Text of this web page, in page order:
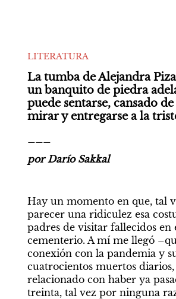
LITERATURA
La tumba de Alejandra
un banquito de piedra
puede sentarse, cansado
mirar y entregarse a la
por Darío Sakkal
Hay un momento en que, tal
parecer una ridiculez esa
padres de visitar fallecidos en
cementerio. A mí me llegó
conexión con la pandemia y
cuatrocientos muertos diarios,
relacionado con haber ya
treinta, tal vez por ninguna